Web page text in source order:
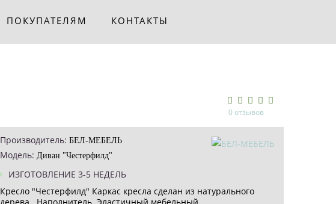
ПОКУПАТЕЛЯМ КОНТАКТЫ
0 отзывов
Производитель: БЕЛ-МЕБЕЛЬ
Модель: Диван "Честерфилд"
ИЗГОТОВЛЕНИЕ 3-5 НЕДЕЛЬ
Кресло "Честерфилд" Каркас кресла сделан из натурального
дерева. Наполнитель. Эластичный мебельный